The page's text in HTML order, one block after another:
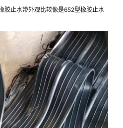
胶止水带外观比较像是652型橡胶止水